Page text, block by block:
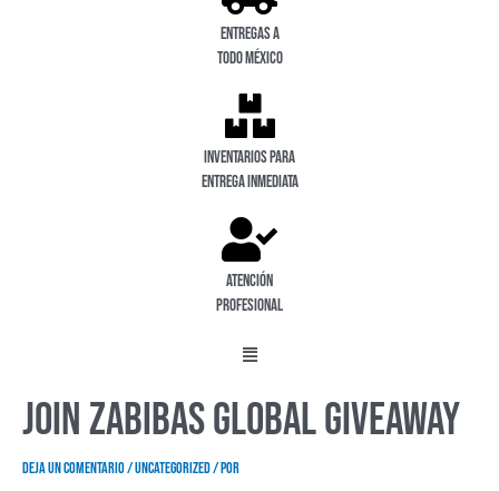
Entregas a
todo México
Inventarios para
entrega inmediata
Atención
profesional
Menú
Join Zabibas Global Giveaway
Deja un comentario/Uncategorized/ Por
Navegación
de